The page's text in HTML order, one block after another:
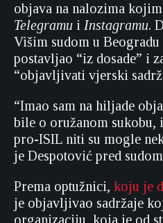
objava na nalozima
Telegramu i Instagramu.
Višim sudom u
postavljao “iz dosade” i
“objavljivati vjerski
“Imao sam na hiljade
bile o oružanom sukobu,
pro-ISIL niti su mogle
je Despotović pred
Prema optužnici, koju je
je objavljivao sadržaje
organizaciju, koja je od